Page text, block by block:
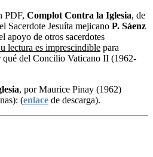
PDF, Complot Contra la Iglesia, de
Sacerdote Jesuíta mejicano P. Sáenz
apoyo de otros sacerdotes
lectura es imprescindible para
del Concilio Vaticano II (1962-
, por Maurice Pinay (1962)
(enlace de descarga).